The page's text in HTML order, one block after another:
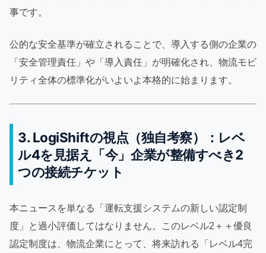
事です。
公的な安全基準が確立されることで、導入する側の企業の
「安全管理責任」や「導入責任」が明確化され、物流モビ
リティ全体の標準化がいよいよ本格的に始まります。
3. LogiShiftの視点（独自考察）：レベ
ル4を見据え「今」企業が整備すべき2
つの接続チケット
本ニュースを単なる「運転支援システムの新しい認定制
度」と過小評価してはなりません。このレベル2＋＋優良
認定制度は、物流企業にとって、将来訪れる「レベル4完